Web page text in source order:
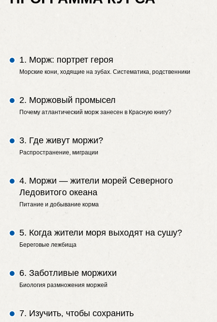
1. Морж: портрет героя
Морские кони, ходящие на зубах. Систематика, родственники
2. Моржовый промысел
Почему атлантический морж занесен в Красную книгу?
3. Где живут моржи?
Распространение, миграции
4. Моржи — жители морей Северного
Ледовитого океана
Питание и добывание корма
5. Когда жители моря выходят на сушу?
Береговые лежбища
6. Заботливые моржихи
Биология размножения моржей
7. Изучить, чтобы сохранить